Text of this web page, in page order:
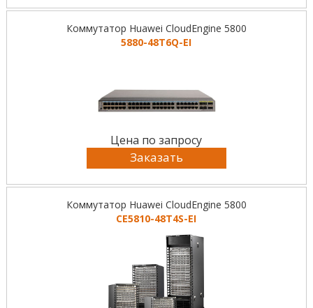
Коммутатор Huawei CloudEngine 5800
5880-48T6Q-EI
Цена по запросу
Заказать
Коммутатор Huawei CloudEngine 5800
CE5810-48T4S-EI